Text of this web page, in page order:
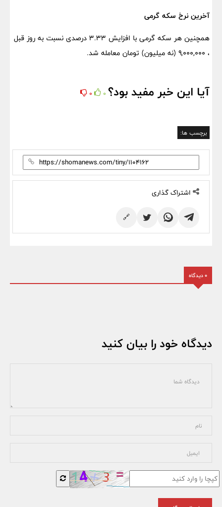
آخرین نرخ سکه گرمی
همچنین هر سکه گرمی با افزایش ۳.۳۳ درصدی نسبت به روز قبل
، ۹,۰۰۰,۰۰۰ (نه میلیون) تومان معامله شد.
آیا این خبر مفید بود؟ 0
0
برچسب ها:
اشتراک گذاری
🔗
0 دیدگاه
دیدگاه خود را بیان کنید